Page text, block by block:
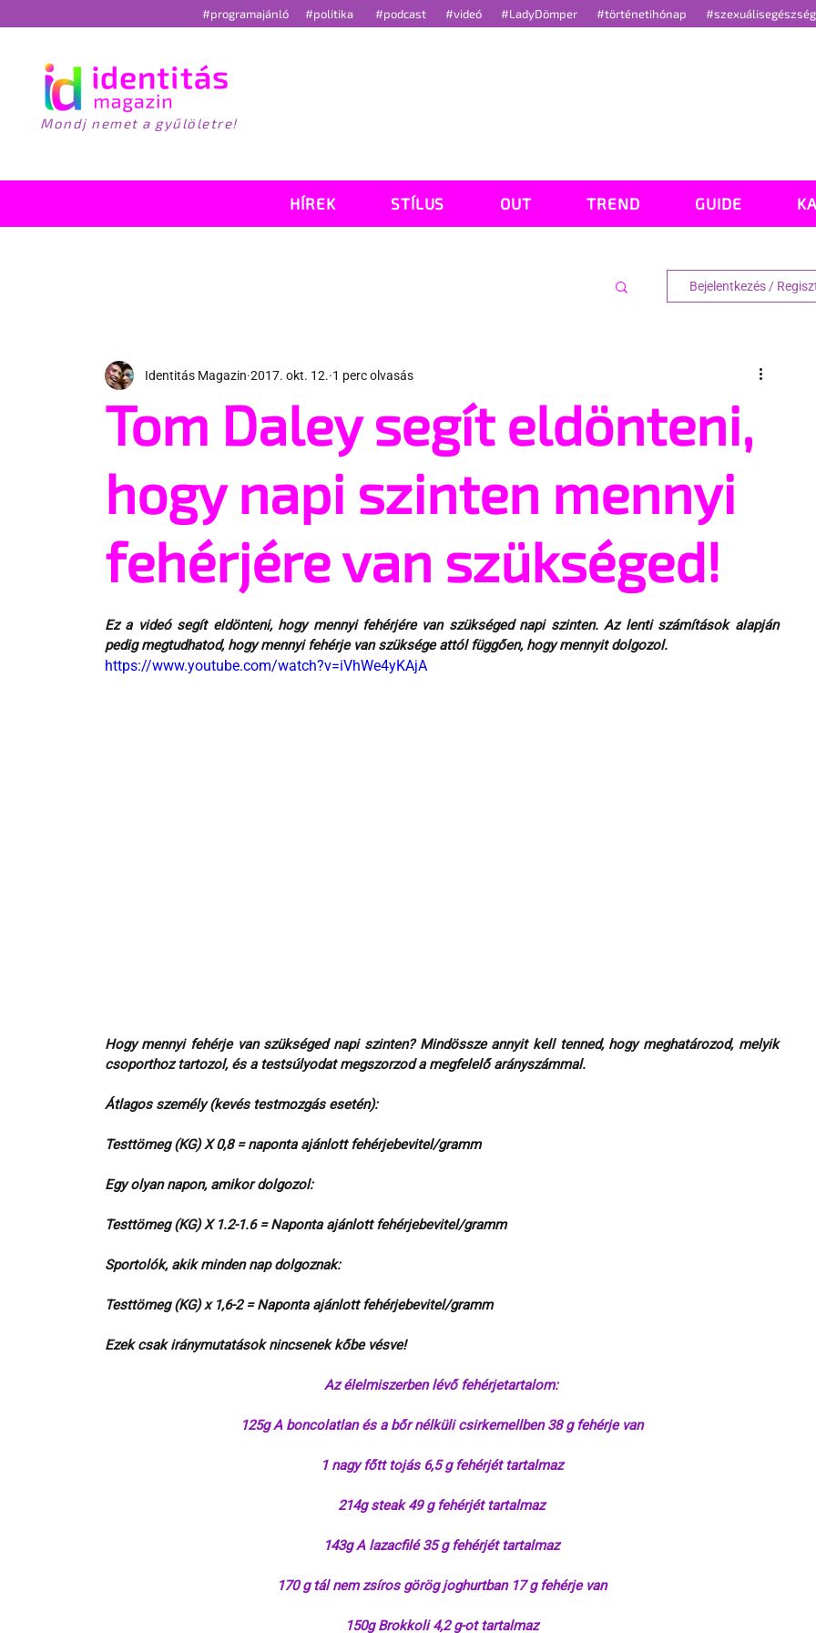
#programajánló #politika #podcast #videó #LadyDömper #történetihónap
Mondj nemet a gyűlöletre!
HÍREK STÍLUS OUT TREND GUIDE
Bejelentkezés /
Tom Daley segít eldönteni,
hogy napi szinten mennyi
fehérjére van szükséged!
Identitás Magazin 2017. okt. 12. 1 perc olvasás
Ez a videó segít eldönteni, hogy mennyi fehérjére van szükséged napi szinten. Az lenti számítások alapján
pedig megtudhatod, hogy mennyi fehérje van szüksége attól függően, hogy mennyit dolgozol.
https://www.youtube.com/watch?v=iVhWe4yKAjA
Hogy mennyi fehérje van szükséged napi szinten? Mindössze annyit kell tenned, hogy meghatározod, melyik
csoporthoz tartozol, és a testsúlyodat megszorzod a megfelelő arányszámmal.
Átlagos személy (kevés testmozgás esetén):
Testtömeg (KG) X 0,8 = naponta ajánlott fehérjebevitel/gramm
Egy olyan napon, amikor dolgozol:
Testtömeg (KG) X 1.2-1.6 = Naponta ajánlott fehérjebevitel/gramm
Sportolók, akik minden nap dolgoznak:
Testtömeg (KG) x 1,6-2 = Naponta ajánlott fehérjebevitel/gramm
Ezek csak iránymutatások nincsenek kőbe vésve!
Az élelmiszerben lévő fehérjetartalom:
125g A boncolatlan és a bőr nélküli csirkemellben 38 g fehérje van
1 nagy főtt tojás 6,5 g fehérjét tartalmaz
214g steak 49 g fehérjét tartalmaz
143g A lazacfilé 35 g fehérjét tartalmaz
170 g tál nem zsíros görög joghurtban 17 g fehérje van
150g Brokkoli 4,2 g-ot tartalmaz